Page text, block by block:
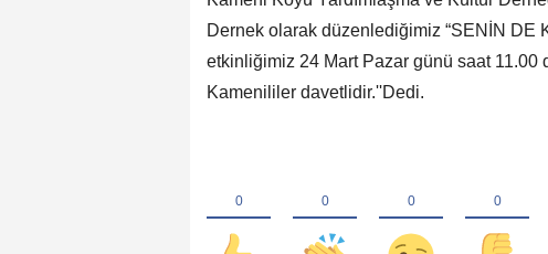
Dernek olarak düzenlediğimiz “SENİN DE
etkinliğimiz 24 Mart Pazar günü saat 11.00
Kamenililer davetlidir.''Dedi.